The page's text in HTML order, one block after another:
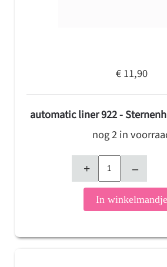
€ 11,90
automatic liner 922 -
nog 2 in
+ –
In winkelmandje